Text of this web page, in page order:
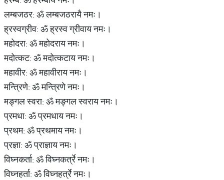
लम्बजठर: ॐ लम्बजठरायै नमः।
ह्रस्वग्रीव: ॐ ह्रस्व ग्रीवाय नमः।
महोदरा: ॐ महोदराय नमः।
मदोत्कट: ॐ मदोत्कटाय नमः।
महावीर: ॐ महावीराय नमः।
मन्त्रिणे: ॐ मन्त्रिणे नमः।
मङ्गल स्वरा: ॐ मङ्गल स्वराय नमः।
प्रमधा: ॐ प्रमधाय नमः।
प्रथम: ॐ प्रथमाय नमः।
प्रज्ञा: ॐ प्राज्ञाय नमः।
विघ्नकर्ता: ॐ विघ्नकर्त्रे नमः।
विघ्नहर्ता: ॐ विघ्नहर्त्रे नमः।